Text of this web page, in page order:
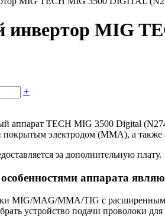
инвертор MIG
+
аппарат TECH MIG 3500 Digital
покрытым электродом (ММА), а также
за дополнительную плату.
аппарата
MIG/MAG/MMA/TIG с
устройство подачи проволоки